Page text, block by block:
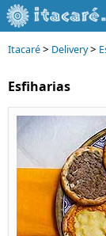
Itacaré> Delivery>
Esfiharias